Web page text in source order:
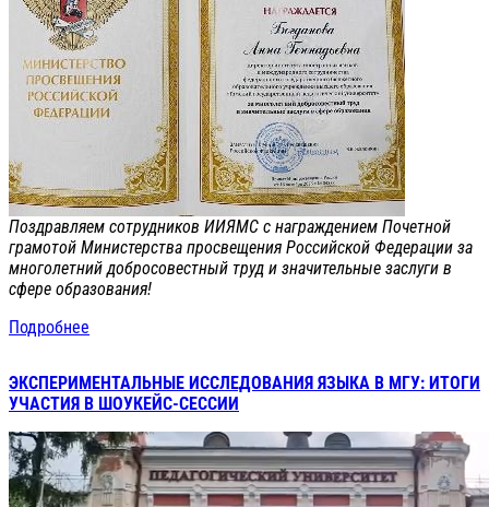
Поздравляем сотрудников ИИЯМС с награждением Почетной
грамотой Министерства просвещения Российской Федерации за
многолетний добросовестный труд и значительные заслуги в
сфере образования!
Подробнее
ЭКСПЕРИМЕНТАЛЬНЫЕ ИССЛЕДОВАНИЯ ЯЗЫКА В МГУ: ИТОГИ
УЧАСТИЯ В ШОУКЕЙС-СЕССИИ